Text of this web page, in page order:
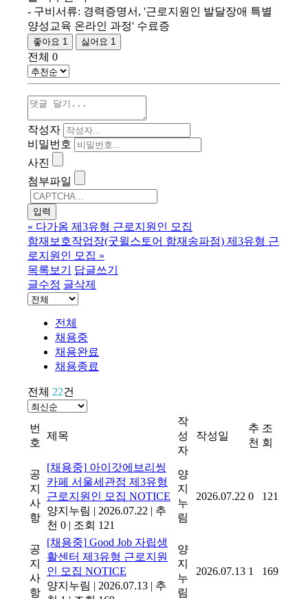
- 구비서류: 경력증명서, '근로지원인 발달장애 특별
양성교육 온라인 과정' 수료증
좋아요 1 싫어요 1
전체 0
작성자
비밀번호
사진
첨부파일
« 다가옴 제3유형 근로지원인 모집
함재보호작업장(굿윌스토어 함재송파점) 제3유형 근
로지원인 모집 »
목록보기
답글쓰기
글수정 글삭제
전체
채용중
채용완료
채용종료
전체 22건
번
호
제목
작
성
자
작성일
추
천
조
회
공
지
사
항
[채용중] 아이갓에브리씽
카페 서울세관점 제3유형
근로지원인 모집 NOTICE
양지누림 | 2026.07.22 | 추
천 0 | 조회 121
양
지
누
림
2026.07.22 0 121
공
지
사
항
[채용중] Good Job 자립생
활센터 제3유형 근로지원
인 모집 NOTICE
양지누림 | 2026.07.13 | 추
양
지
누
림
2026.07.13 1 169